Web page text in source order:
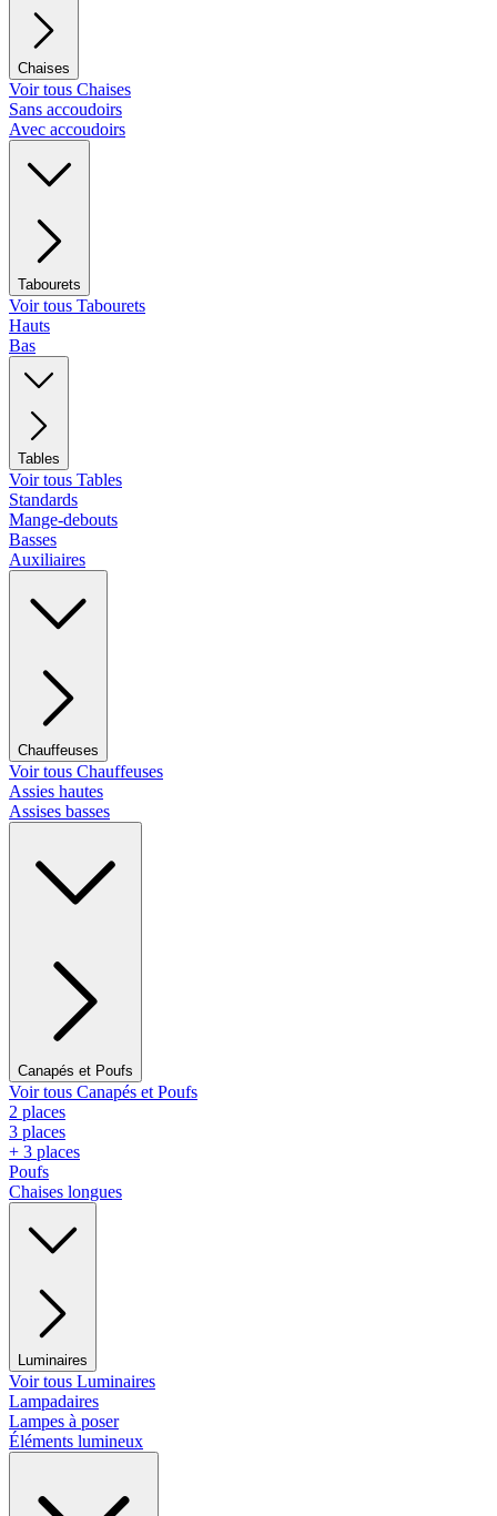
Chaises
Voir tous Chaises
Sans accoudoirs
Avec accoudoirs
Tabourets
Voir tous Tabourets
Hauts
Bas
Tables
Voir tous Tables
Standards
Mange-debouts
Basses
Auxiliaires
Chauffeuses
Voir tous Chauffeuses
Assies hautes
Assises basses
Canapés et Poufs
Voir tous Canapés et Poufs
2 places
3 places
+ 3 places
Poufs
Chaises longues
Luminaires
Voir tous Luminaires
Lampadaires
Lampes à poser
Éléments lumineux